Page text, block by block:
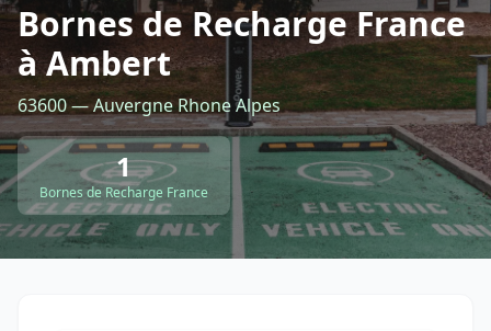
Bornes de Recharge France
à Ambert
63600 — Auvergne Rhone Alpes
1
Bornes de Recharge France